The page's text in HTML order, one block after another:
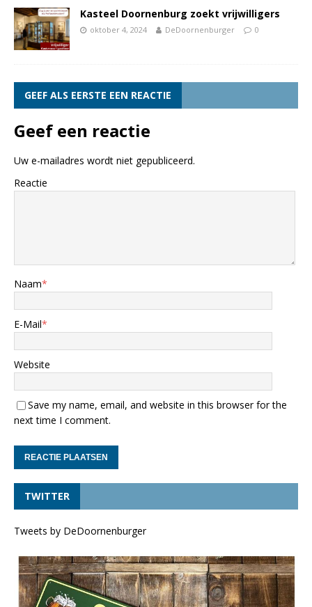
Kasteel Doornenburg zoekt vrijwilligers
oktober 4, 2024 DeDoornenburger 0
GEEF ALS EERSTE EEN REACTIE
Geef een reactie
Uw e-mailadres wordt niet gepubliceerd.
Reactie
Naam*
E-Mail*
Website
Save my name, email, and website in this browser for the
next time I comment.
TWITTER
Tweets by DeDoornenburger